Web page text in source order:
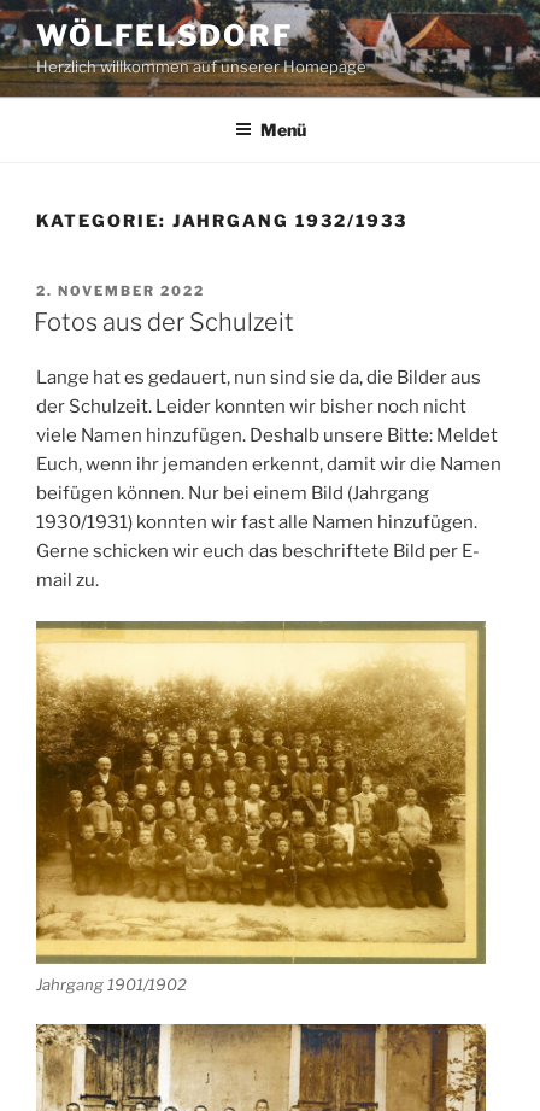
Zum
Inhalt
springen
WÖLFELSDORF
Herzlich willkommen auf unserer Homepage
Menü
KATEGORIE: JAHRGANG 1932/1933
VERÖFFENTLICHT
AM
2. NOVEMBER 2022
Fotos aus der Schulzeit
Lange hat es gedauert, nun sind sie da, die Bilder aus
der Schulzeit. Leider konnten wir bisher noch nicht
viele Namen hinzufügen. Deshalb unsere Bitte: Meldet
Euch, wenn ihr jemanden erkennt, damit wir die Namen
beifügen können. Nur bei einem Bild (Jahrgang
1930/1931) konnten wir fast alle Namen hinzufügen.
Gerne schicken wir euch das beschriftete Bild per E-
mail zu.
Jahrgang 1901/1902